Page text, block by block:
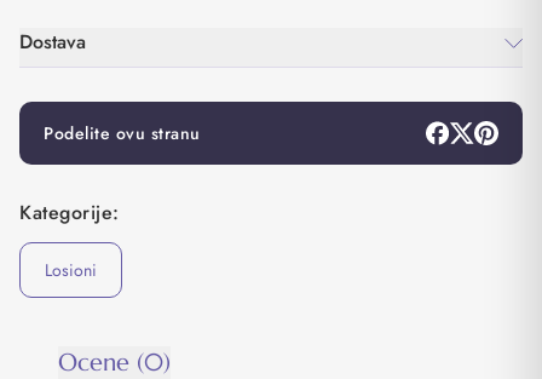
Dostava
Podelite ovu stranu
Kategorije:
Losioni
Ocene (0)